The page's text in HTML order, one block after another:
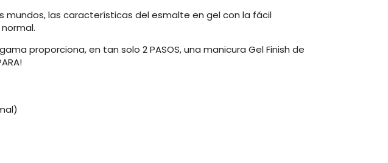
mundos, las características del esmalte en gel con la fácil
proporciona, en tan solo 2 PASOS, una manicura Gel Finish de